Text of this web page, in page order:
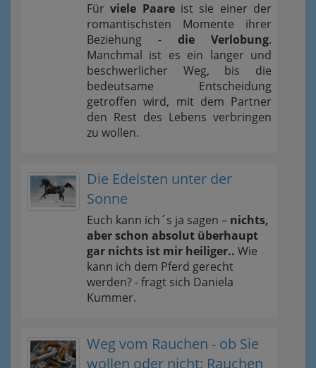
Fürviele Paareist sie einer der
romantischsten Momente ihrer
Beziehung - die Verlobung.
Manchmal ist es ein langer und
beschwerlicher Weg, bis die
bedeutsame Entscheidung
getroffen wird, mit dem Partner
den Rest des Lebens verbringen
zu wollen.
Die Edelsten unter der
Sonne
Euch kann ich´s ja sagen – nichts,
aber schon absolut überhaupt
gar nichts ist mir heiliger.. Wie
kann ich dem Pferd gerecht
werden? - fragt sich Daniela
Kummer.
Weg vom Rauchen - ob Sie
wollen oder nicht: Rauchen